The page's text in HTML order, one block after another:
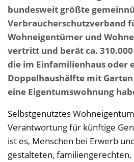
bundesweit größte
Verbraucherschutzverband
Wohneigentümer und
vertritt und berät ca.
die im Einfamilienhaus oder
Doppelhaushälfte mit
eine Eigentumswohnung
Selbstgenutztes
Verantwortung für künftige
ist es, Menschen bei Erwerb
gestalteten,